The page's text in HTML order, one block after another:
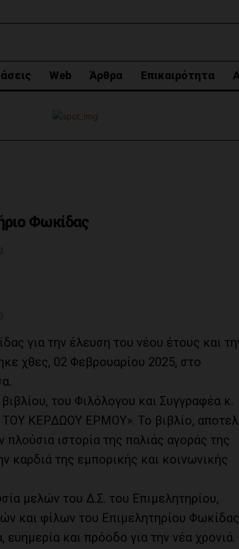
Web Άρθρα Επικαιρότητα
Φωκίδας
για την έλευση του νέου έτους και
χθες, 02 Φεβρουαρίου 2025, στο
του Φιλόλογου και Συγγραφέα κ.
ΚΕΡΔΩΟΥ ΕΡΜΟΥ». Το βιβλίο,
ιστορία της παλιάς αγοράς της
καρδιά της εμπορικής και κοινωνικής
μελών του Δ.Σ. του Επιμελητηρίου,
και φίλων του Επιμελητηρίου
και πρόοδο για την νέα χρονιά.